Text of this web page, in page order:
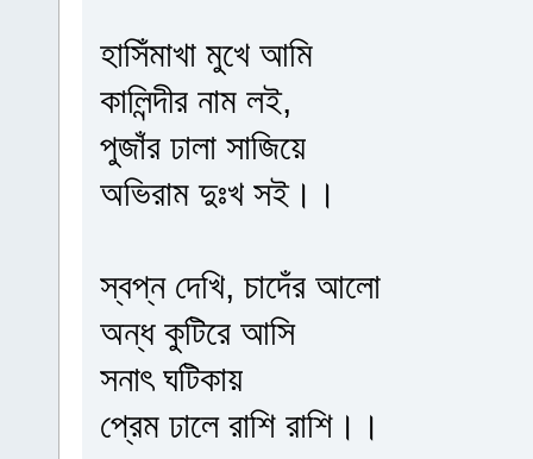
হাসিঁমাখা মুখে আমি
কালিন্দীর নাম লই,
পুজাঁর ঢালা সাজিয়ে
অভিরাম দুঃখ সই।।
স্বপ্ন দেখি, চাদেঁর আলো
অন্ধ কুটিরে আসি
সনাৎ ঘটিকায়
প্রেম ঢালে রাশি রাশি।।